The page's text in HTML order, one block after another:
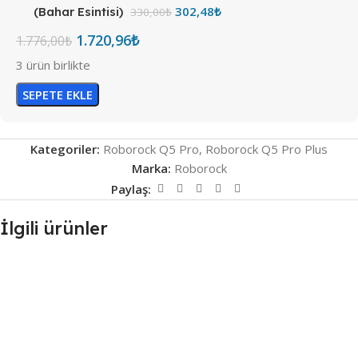
(Bahar Esintisi) 330,00₺ 302,48₺
1.776,00₺ 1.720,96₺
3 ürün birlikte
SEPETE EKLE
Kategoriler: Roborock Q5 Pro, Roborock Q5 Pro Plus
Marka: Roborock
Paylaş:
İlgili ürünler